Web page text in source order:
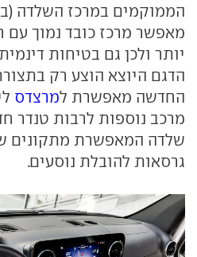
הממוקמים במרכז השלדה
מאפשר מרכז כובד נמוך
יותר ולכן גם בטיחות
הדגם היוצא הוצע רק
החדשה מאפשרת למרצדס
מרכב נוספות לרבות טנדר
שלדה המאפשרת מתקונים
גרסאות להובלת נוסעים.